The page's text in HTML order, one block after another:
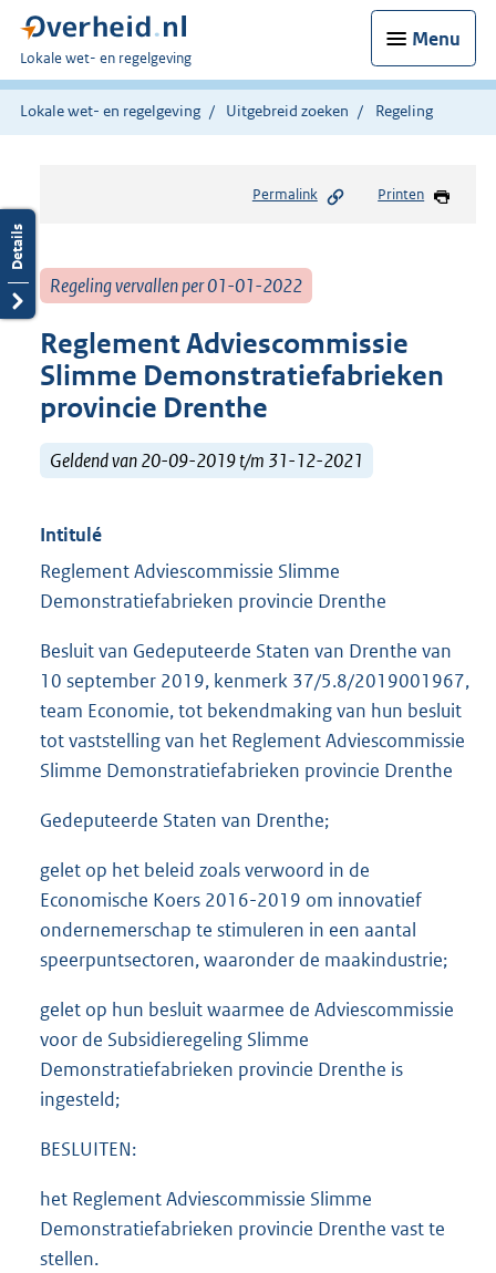
Menu
U
bent
hier:
Lokale wet- en regelgeving
Lokale wet- en regelgeving Uitgebreid zoeken Regeling
Permalink Printen
Regeling vervallen per 01-01-2022
Reglement Adviescommissie
Slimme Demonstratiefabrieken
provincie Drenthe
Geldend van 20-09-2019 t/m 31-12-2021
Intitulé
Reglement Adviescommissie Slimme
Demonstratiefabrieken provincie Drenthe
Besluit van Gedeputeerde Staten van Drenthe van
10 september 2019, kenmerk 37/5.8/2019001967,
team Economie, tot bekendmaking van hun besluit
tot vaststelling van het Reglement Adviescommissie
Slimme Demonstratiefabrieken provincie Drenthe
Gedeputeerde Staten van Drenthe;
gelet op het beleid zoals verwoord in de
Economische Koers 2016-2019 om innovatief
ondernemerschap te stimuleren in een aantal
speerpuntsectoren, waaronder de maakindustrie;
gelet op hun besluit waarmee de Adviescommissie
voor de Subsidieregeling Slimme
Demonstratiefabrieken provincie Drenthe is
ingesteld;
BESLUITEN:
het Reglement Adviescommissie Slimme
Demonstratiefabrieken provincie Drenthe vast te
stellen.